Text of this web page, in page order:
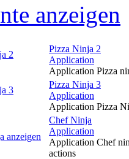
anzeigen
Pizza Ninja 2
Application
Application Pizza
Pizza Ninja 3
Application
Application Pizza
Chef Ninja
Application
Application Chef
actions